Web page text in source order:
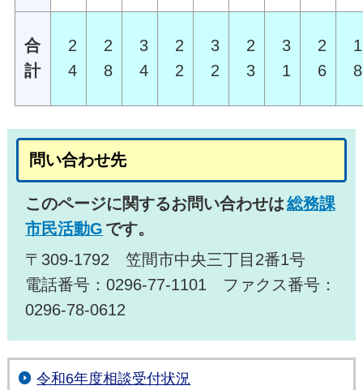
合
計
2
4
2
8
3
4
2
2
3
2
2
3
3
1
2
6
1
8
問い合わせ先
このページに関するお問い合わせは総務課
市民活動G です。
〒309-1792 笠間市中央三丁目2番1号
電話番号：0296-77-1101 ファクス番号：
0296-78-0612
令和6年度相談受付状況